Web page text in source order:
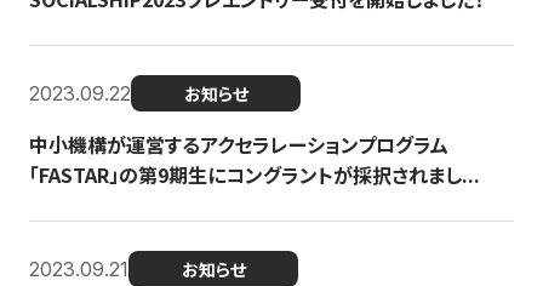
2023.09.22 お知らせ
中小機構が運営するアクセラレーションプログラム
「FASTAR」の第9期生にコングラントが採択されまし...
2023.09.21 お知らせ